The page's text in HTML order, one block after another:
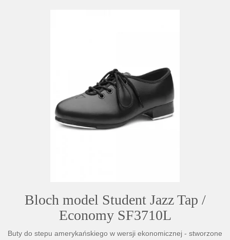
Bloch model Student Jazz Tap /
Economy SF3710L
Buty do stepu amerykańskiego w wersji ekonomicznej - stworzone